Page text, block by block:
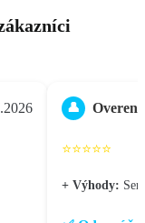
👤
⭐⭐⭐⭐⭐
+ Výhody: